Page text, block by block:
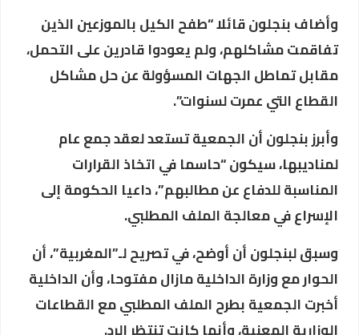
وأضاف بنجلون قائلا “طفح الكيل بالموزعين الذين
تفاقمت مشاكلهم، ولم يعودوا قادرين على التحمل،
مقابل تماطل الجهات المسؤولة عن حل مشاكل
القطاع التي عمرت لسنوات”.
وأبرز بنجلون أن الجمعية تستعد لعقد جمع عام
لمناديبها، سيكون “حاسما في اتخاذ القرارات
المناسبة للدفاع عن مطالبهم”، داعيا الحكومة إلى
الإسراع في معالجة الملف المطلبي.
وسبق لبنجلون أن أوضح، في تصريح لـ”المغربية”، أن
الحوار مع وزارة الداخلية مازال مفتوحا، وأن الداخلية
أخبرت الجمعية بطرح الملف المطلبي مع القطاعات
الوزارية المعنية، وأنها كانت تنتظر الرد.